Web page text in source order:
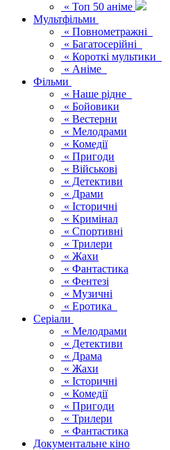
« Топ 50 аніме
Мультфільми
« Повнометражні
« Багатосерійні
« Короткі мультики
« Аніме
Фільми
« Наше рідне
« Бойовики
« Вестерни
« Мелодрами
« Комедії
« Пригоди
« Військові
« Детективи
« Драми
« Історичні
« Кримінал
« Спортивні
« Трилери
« Жахи
« Фантастика
« Фентезі
« Музичні
« Еротика
Серіали
« Мелодрами
« Детективи
« Драма
« Жахи
« Історичні
« Комедії
« Пригоди
« Трилери
« Фантастика
Документальне кіно